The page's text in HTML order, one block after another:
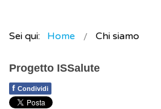
Sei qui: Home Chi siamo
Progetto ISSalute
f Condividi